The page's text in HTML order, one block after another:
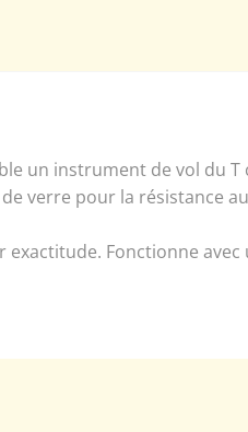
un instrument de vol du T
verre pour la résistance
Fonctionne avec